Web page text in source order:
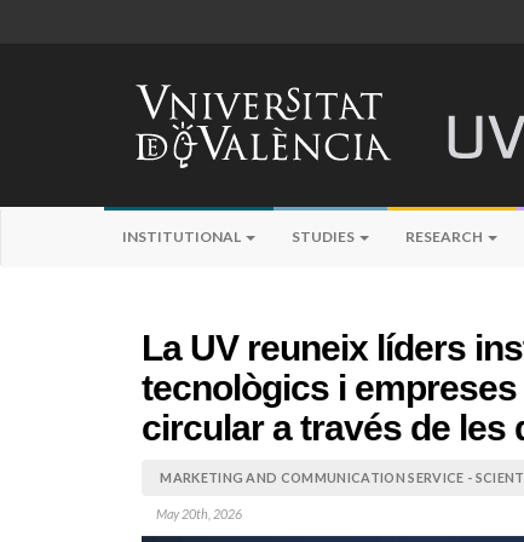
INSTITUTIONAL STUDIES RESEARCH
La UV reuneix líders
tecnològics i
circular a través de les
MARKETING AND COMMUNICATION SERVICE -
May 20th, 2026